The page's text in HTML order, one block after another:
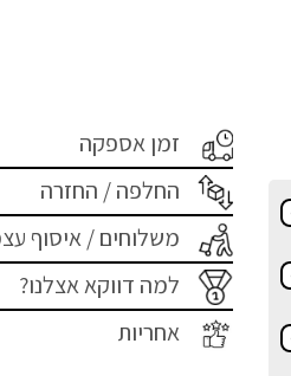
זמן אספקה
החלפה / החזרה
משלוחים / איסוף
למה דווקא אצלנו?
אחריות